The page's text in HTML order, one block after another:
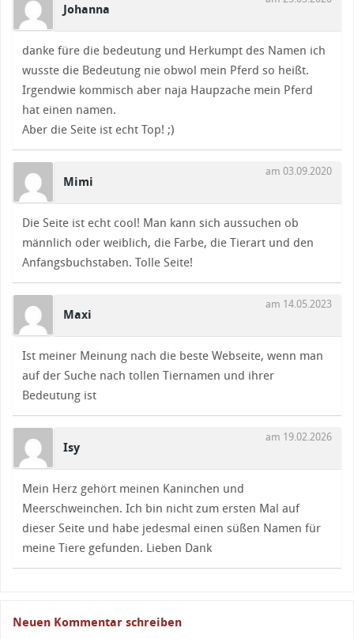
Johanna
danke füre die bedeutung und Herkumpt des Namen ich
wusste die Bedeutung nie obwol mein Pferd so heißt.
Irgendwie kommisch aber naja Haupzache mein Pferd
hat einen namen.
Aber die Seite ist echt Top! ;)
Mimi
am 03.09.2020
Die Seite ist echt cool! Man kann sich aussuchen ob
männlich oder weiblich, die Farbe, die Tierart und den
Anfangsbuchstaben. Tolle Seite!
Maxi
am 14.05.2023
Ist meiner Meinung nach die beste Webseite, wenn man
auf der Suche nach tollen Tiernamen und ihrer
Bedeutung ist
Isy
am 19.02.2026
Mein Herz gehört meinen Kaninchen und
Meerschweinchen. Ich bin nicht zum ersten Mal auf
dieser Seite und habe jedesmal einen süßen Namen für
meine Tiere gefunden. Lieben Dank
Neuen Kommentar schreiben